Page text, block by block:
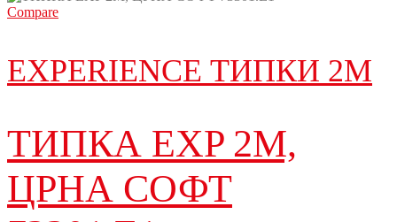
Compare
EXPERIENCE ТИПКИ 2М
ТИПКА EXP 2M,
ЦРНА СОФТ